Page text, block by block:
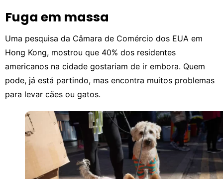
Fuga em massa
Uma pesquisa da Câmara de Comércio dos EUA em
Hong Kong, mostrou que 40% dos residentes
americanos na cidade gostariam de ir embora. Quem
pode, já está partindo, mas encontra muitos problemas
para levar cães ou gatos.